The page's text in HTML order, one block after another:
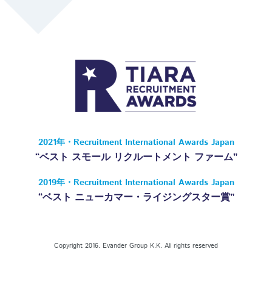
2021年・Recruitment International Awards Japan
“ベスト スモール リクルートメント ファーム”
2019年・Recruitment International Awards Japan
“ベスト ニューカマー・ライジングスター賞”
Copyright 2016. Evander Group K.K. All rights reserved